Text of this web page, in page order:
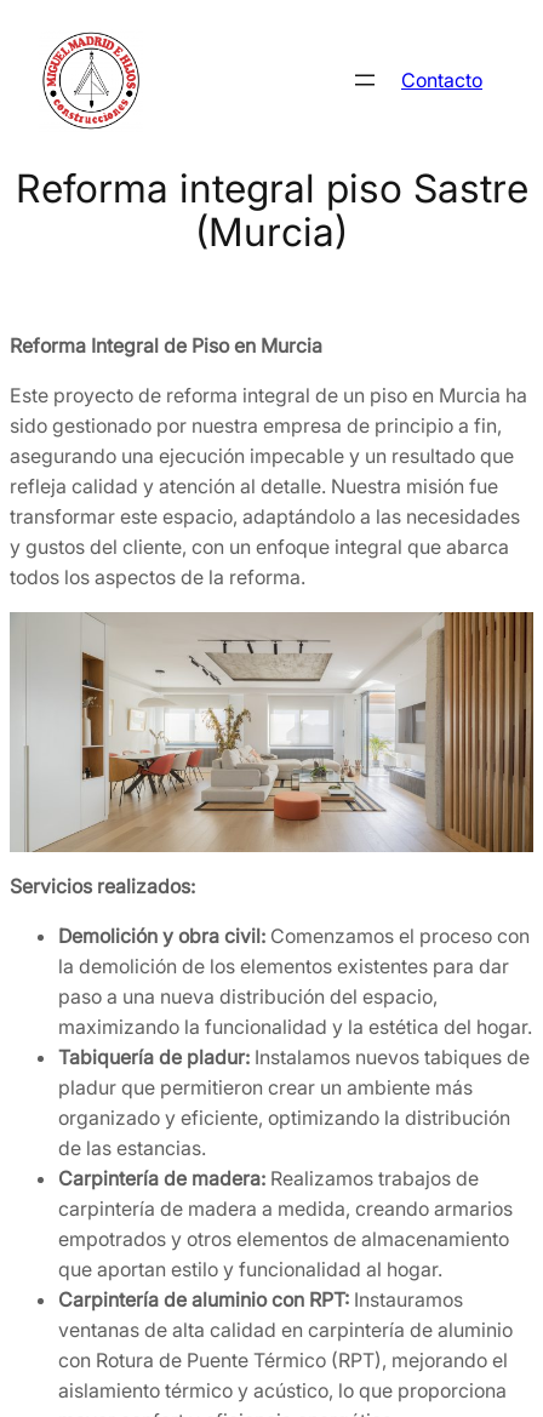
contenido
Contacto
Reforma integral piso Sastre
(Murcia)
Reforma Integral de Piso en Murcia
Este proyecto de reforma integral de un piso en Murcia ha
sido gestionado por nuestra empresa de principio a fin,
asegurando una ejecución impecable y un resultado que
refleja calidad y atención al detalle. Nuestra misión fue
transformar este espacio, adaptándolo a las necesidades
y gustos del cliente, con un enfoque integral que abarca
todos los aspectos de la reforma.
Servicios realizados:
Demolición y obra civil: Comenzamos el proceso con
la demolición de los elementos existentes para dar
paso a una nueva distribución del espacio,
maximizando la funcionalidad y la estética del hogar.
Tabiquería de pladur: Instalamos nuevos tabiques de
pladur que permitieron crear un ambiente más
organizado y eficiente, optimizando la distribución
de las estancias.
Carpintería de madera: Realizamos trabajos de
carpintería de madera a medida, creando armarios
empotrados y otros elementos de almacenamiento
que aportan estilo y funcionalidad al hogar.
Carpintería de aluminio con RPT: Instauramos
ventanas de alta calidad en carpintería de aluminio
con Rotura de Puente Térmico (RPT), mejorando el
aislamiento térmico y acústico, lo que proporciona